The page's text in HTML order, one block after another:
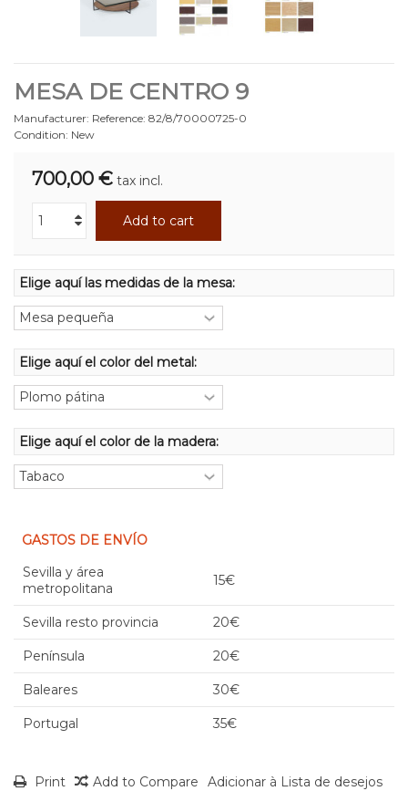
MESA DE CENTRO 9
Manufacturer: Reference: 82/8/70000725-0
Condition: New
700,00 € tax incl.
Add to cart
Elige aquí las medidas de la mesa:
Elige aquí el color del metal:
Elige aquí el color de la madera:
GASTOS DE ENVÍO
Sevilla y área
metropolitana
15€
Sevilla resto provincia 20€
Península 20€
Baleares 30€
Portugal 35€
Print Add to Compare Adicionar à Lista de desejos